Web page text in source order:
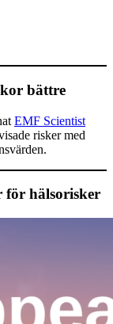
bättre
EMF Scientist
risker med
för hälsorisker